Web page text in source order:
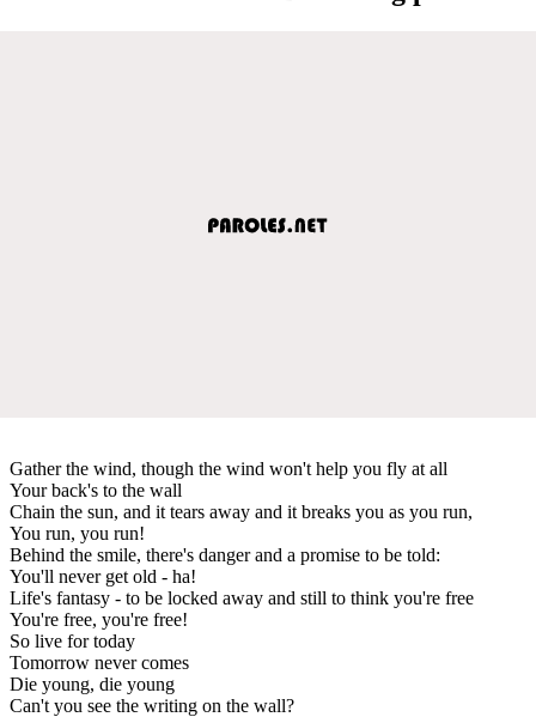
Gather the wind, though the wind won't help you fly at all
Your back's to the wall
Chain the sun, and it tears away and it breaks you as you run,
You run, you run!
Behind the smile, there's danger and a promise to be told:
You'll never get old - ha!
Life's fantasy - to be locked away and still to think you're free
You're free, you're free!
So live for today
Tomorrow never comes
Die young, die young
Can't you see the writing on the wall?